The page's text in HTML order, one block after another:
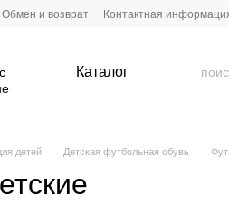
Обмен и возврат Контактная
Каталог
детей Детская футбольная обувь